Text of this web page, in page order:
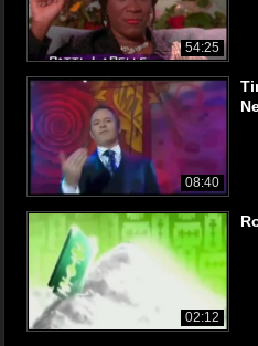
54:25
08:40
02:12